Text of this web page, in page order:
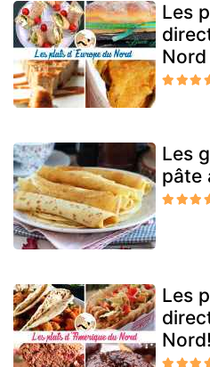
Les
Nord
Les
pâte
Les
Nord!